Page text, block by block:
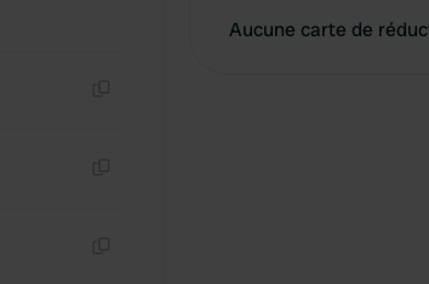
Aucune carte de